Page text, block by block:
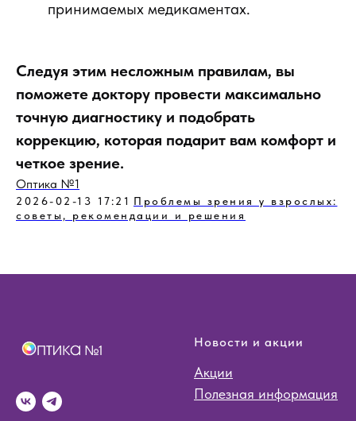
принимаемых медикаментах.
Следуя этим несложным правилам, вы
поможете доктору провести максимально
точную диагностику и подобрать
коррекцию, которая подарит вам комфорт и
четкое зрение.
Оптика №1
2026-02-13 17:21 Проблемы зрения у взрослых:
советы, рекомендации и решения
Новости и акции
Акции
Полезная информация